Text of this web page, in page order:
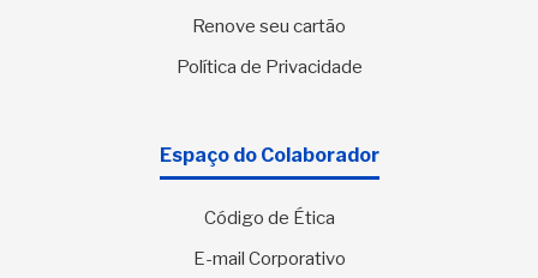
Renove seu cartão
Política de Privacidade
Espaço do Colaborador
Código de Ética
E-mail Corporativo